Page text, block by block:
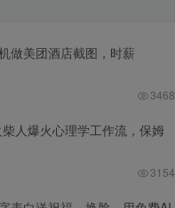
做美团酒店截图，时薪
3468
人爆火心理学工作流，保姆
3154